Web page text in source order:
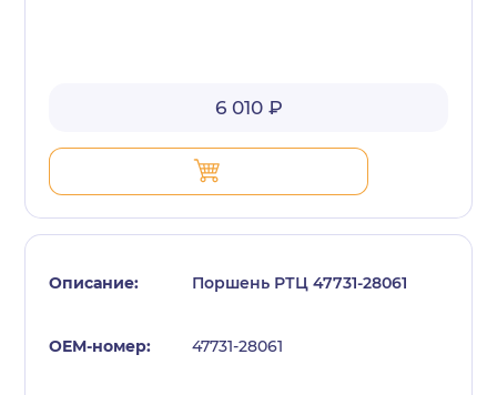
6 010 ₽
Поршень РТЦ 47731-28061
47731-28061